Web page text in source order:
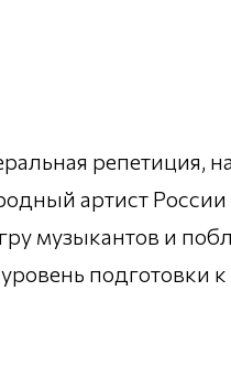
репетиция,
артист
музыкантов и
подготовки